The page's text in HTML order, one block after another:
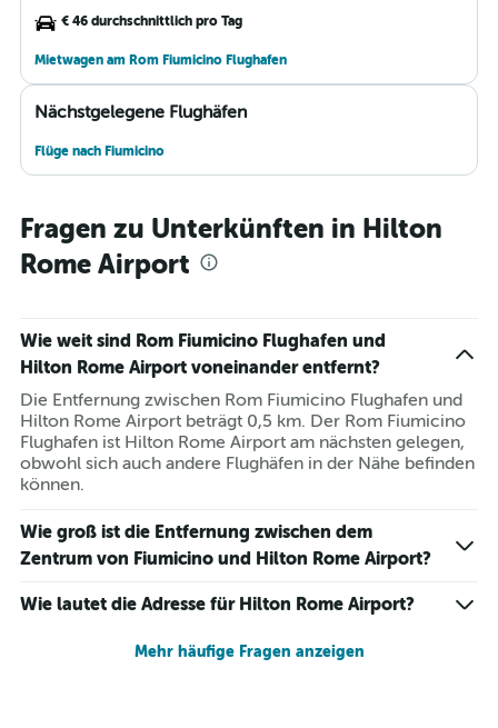
€ 46 durchschnittlich pro Tag
Mietwagen am Rom Fiumicino Flughafen
Nächstgelegene Flughäfen
Flüge nach Fiumicino
Fragen zu Unterkünften in Hilton
Rome Airport
Wie weit sind Rom Fiumicino Flughafen und
Hilton Rome Airport voneinander entfernt?
Die Entfernung zwischen Rom Fiumicino Flughafen und
Hilton Rome Airport beträgt 0,5 km. Der Rom Fiumicino
Flughafen ist Hilton Rome Airport am nächsten gelegen,
obwohl sich auch andere Flughäfen in der Nähe befinden
können.
Wie groß ist die Entfernung zwischen dem
Zentrum von Fiumicino und Hilton Rome Airport?
Wie lautet die Adresse für Hilton Rome Airport?
Mehr häufige Fragen anzeigen